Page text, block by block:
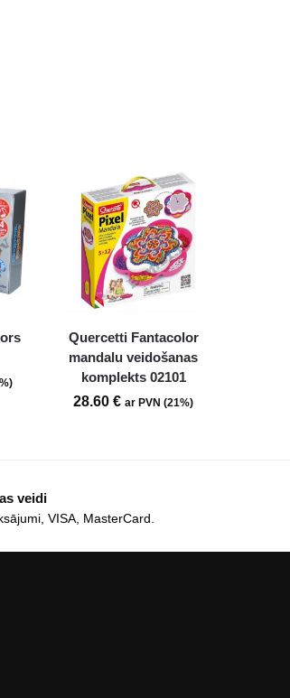
Quercetti Fantacolor
mandalu veidošanas
komplekts 02101
28.60€ ar PVN (21%)
veidi
VISA, MasterCard.